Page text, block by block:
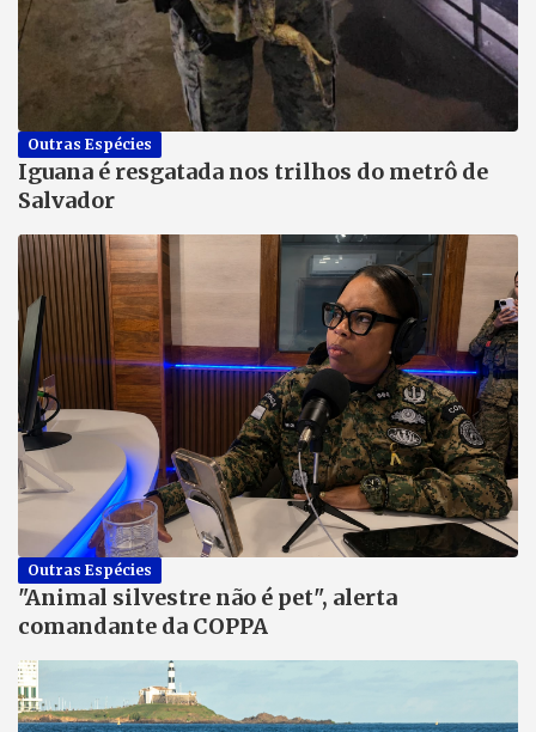
Outras Espécies
Iguana é resgatada nos trilhos do metrô de
Salvador
Outras Espécies
"Animal silvestre não é pet", alerta
comandante da COPPA